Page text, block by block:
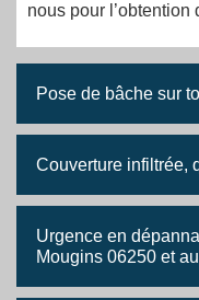
nous pour l’obtention
Pose de bâche sur
Couverture infiltrée,
Urgence en
Mougins 06250 et